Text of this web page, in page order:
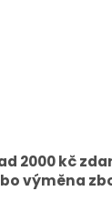
2000 kč
výměna